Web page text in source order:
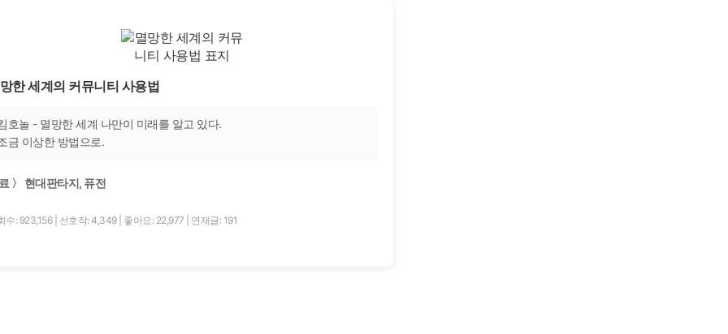
한 세계의 커뮤니티 사용법
호놀 - 멸망한 세계 나만이 미래를 알고 있다.
금 이상한 방법으로.
〉 현대판타지, 퓨전
수: 923,156 선호작: 4,349 좋아요: 22,977 연재글: 191